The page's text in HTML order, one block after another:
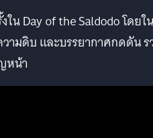
น Day of the Saldodo โดยใน
ามดิบ และบรรยากาศกดดัน ร
หน้า